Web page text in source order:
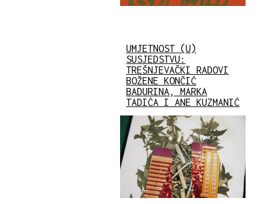
UMJETNOST (U)
SUSJEDSTVU:
TREŠNJEVAČKI RADOVI
BOŽENE KONČIĆ
BADURINA, MARKA
TADIĆA I ANE KUZMANIĆ